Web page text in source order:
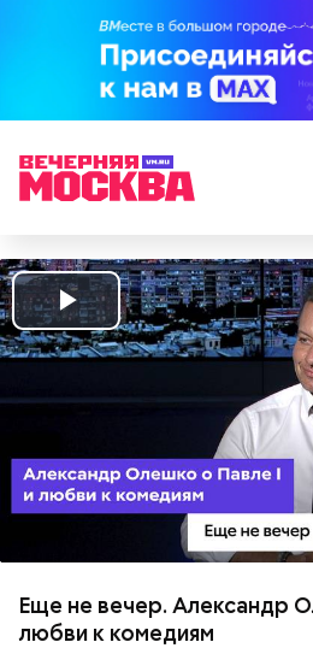
Play
Еще не вечер. Александр
любви к комедиям